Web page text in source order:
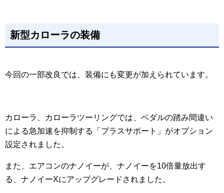
新型カローラの装備
今回の一部改良では、装備にも変更が加えられています。
カローラ、カローラツーリングでは、ペダルの踏み間違い
による急加速を抑制する「プラスサポート」がオプション
設定されました。
また、エアコンのナノイーが、ナノイーを10倍量放出す
る、ナノイーXにアップグレードされました。